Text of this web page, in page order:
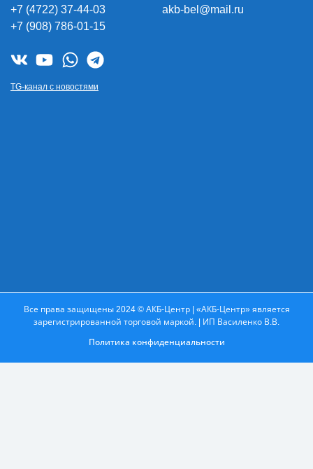
+7 (4722) 37-44-03
+7 (908) 786-01-15
akb-bel@mail.ru
TG-канал с новостями
Все права защищены 2024 © АКБ-Центр | «АКБ-Центр» является
зарегистрированной торговой маркой. | ИП Василенко В.В.
Политика конфиденциальности